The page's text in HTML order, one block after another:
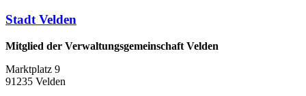
Stadt Velden
Mitglied der Verwaltungsgemeinschaft Velden
Marktplatz 9
91235 Velden